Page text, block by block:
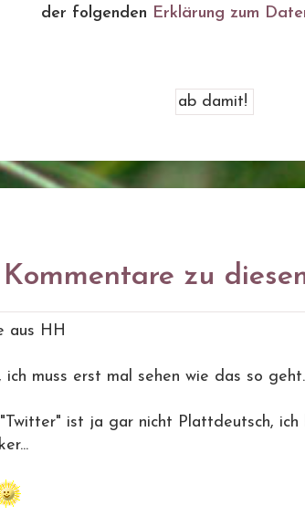
der folgenden Erklärung zum
Kommentare zu
aus HH
ich muss erst mal sehen wie das so
ist ja gar nicht Plattdeutsch, ich